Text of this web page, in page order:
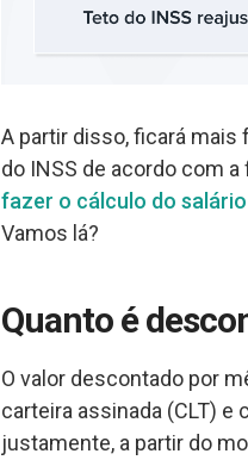
A partir disso, ficará
do INSS de acordo com
fazer o cálculo do
Vamos lá?
Quanto é
O valor descontado por
carteira assinada (CLT) e
justamente, a partir do